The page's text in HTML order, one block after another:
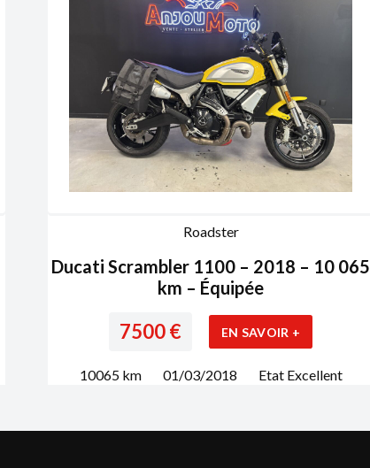
Roadster
Ducati Scrambler 1100 – 2018 – 10 065
km – Équipée
7500€ EN SAVOIR +
10065km 01/03/2018 Etat Excellent